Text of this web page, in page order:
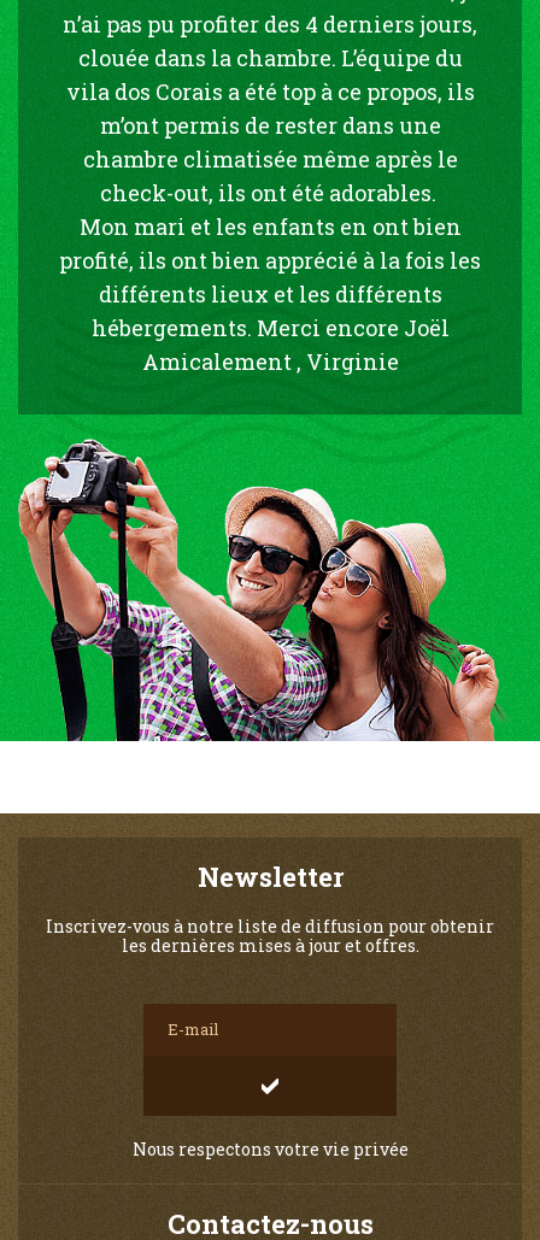
n’ai pas pu profiter des 4 derniers jours,
clouée dans la chambre. L’équipe du
vila dos Corais a été top à ce propos, ils
m’ont permis de rester dans une
chambre climatisée même après le
check-out, ils ont été adorables.
Mon mari et les enfants en ont bien
profité, ils ont bien apprécié à la fois les
différents lieux et les différents
hébergements. Merci encore Joël
Amicalement , Virginie
Newsletter
Inscrivez-vous à notre liste de diffusion pour obtenir
les dernières mises à jour et offres.
Nous respectons votre vie privée
Contactez-nous